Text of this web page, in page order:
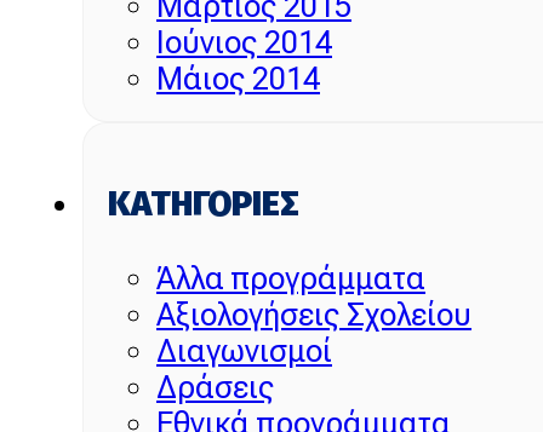
Ιούνιος 2014
Μάιος 2014
KΑΤΗΓΟΡΊΕΣ
Άλλα προγράμματα
Αξιολογήσεις Σχολείου
Διαγωνισμοί
Δράσεις
Εθνικά προγράμματα